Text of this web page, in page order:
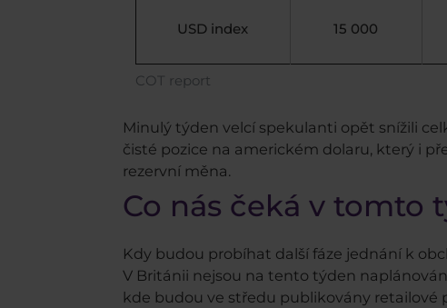
COT report
USD index 15 000
Minulý týden velcí spekulanti opět snížili
čisté pozice na americkém dolaru, který i
rezervní měna.
Co nás čeká v tomto
Kdy budou probíhat další fáze jednání k
V Británii nejsou na tento týden
kde budou ve středu publikovány retailové